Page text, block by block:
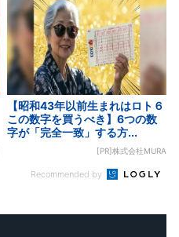
【昭和43年以前生まれはロト６
この数字を買うべき】6つの数
字が「完全一致」する方...
[PR]株式会社MURA
Recommended by